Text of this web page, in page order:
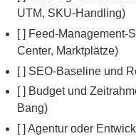
UTM, SKU-Handling)
[ ] Feed-Management-
Center, Marktplätze)
[ ] SEO-Baseline und
[ ] Budget und
Bang)
[ ] Agentur oder